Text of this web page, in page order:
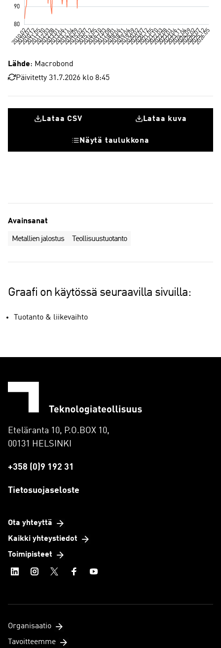
Lähde: Macrobond
Päivitetty 31.7.2026 klo 8:45
Lataa CSV Lataa kuva
Näytä taulukkona
Avainsanat
Metallien jalostus Teollisuustuotanto
Graafi on käytössä seuraavilla sivuilla:
Tuotanto & liikevaihto
Eteläranta 10, P.O.BOX 10,
00131 HELSINKI
+358 (0)9 192 31
Tietosuojaseloste
Ota yhteyttä
Kaikki yhteystiedot
Toimipisteet
Organisaatio
Tavoitteemme